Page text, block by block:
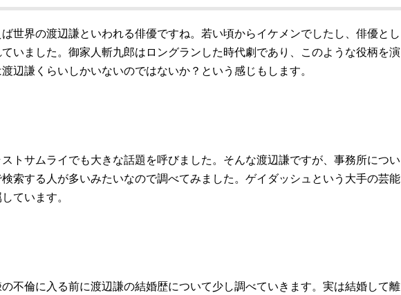
世界の渡辺謙といわれる俳優ですね。若い頃からイケメンでしたし、俳優とし
いました。御家人斬九郎はロングランした時代劇であり、このような役柄を演
辺謙くらいしかいないのではないか？という感じもします。
トサムライでも大きな話題を呼びました。そんな渡辺謙ですが、事務所につい
索する人が多いみたいなので調べてみました。ゲイダッシュという大手の芸能
ています。
不倫に入る前に渡辺謙の結婚歴について少し調べていきます。実は結婚して離